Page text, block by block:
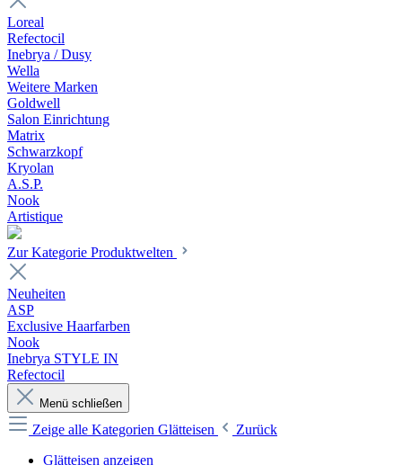
Loreal
Refectocil
Inebrya / Dusy
Wella
Weitere Marken
Goldwell
Salon Einrichtung
Matrix
Schwarzkopf
Kryolan
A.S.P.
Nook
Artistique
Zur Kategorie Produktwelten
Neuheiten
ASP
Exclusive Haarfarben
Nook
Inebrya STYLE IN
Refectocil
Menü schließen
Zeige alle Kategorien Glätteisen
Zurück
Glätteisen anzeigen